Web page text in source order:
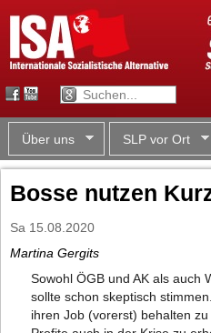
Über uns SLP vor Ort
Bosse nutzen
Sa 15.08.2020
Martina Gergits
Sowohl ÖGB und AK als auch
sollte schon skeptisch
ihren Job (vorerst) behalten